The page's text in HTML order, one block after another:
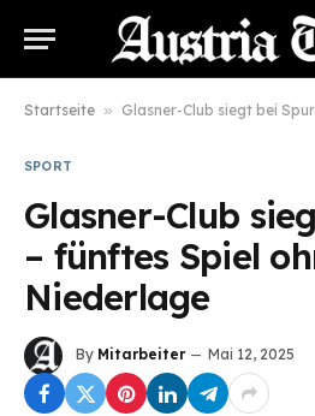
Startseite » Glasner-Club siegt bei Spurs
SPORT
Glasner-Club
– fünftes Spiel
Niederlage
By Mitarbeiter Mai 12, 2025